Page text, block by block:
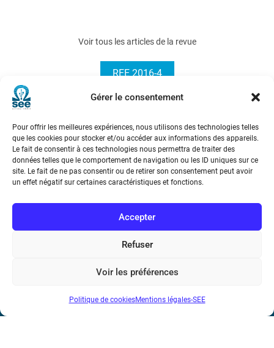
Gérer le consentement
Pour offrir les meilleures expériences, nous utilisons des technologies telles
que les cookies pour stocker et/ou accéder aux informations des appareils.
Le fait de consentir à ces technologies nous permettra de traiter des
données telles que le comportement de navigation ou les ID uniques sur ce
site. Le fait de ne pas consentir ou de retirer son consentement peut avoir
un effet négatif sur certaines caractéristiques et fonctions.
Accepter
Refuser
Voir les préférences
Politique de cookiesMentions légales-SEE
Voir tous les articles de la revue
REE 2016-4
Société de l’Electricité, de l’Electronique et des Technologies
75116 Paris
Téléphone : (+33) 1 56 90 37 17
N° de SIREN : 785 393 232, Code APE : 9412Z TVA intra-